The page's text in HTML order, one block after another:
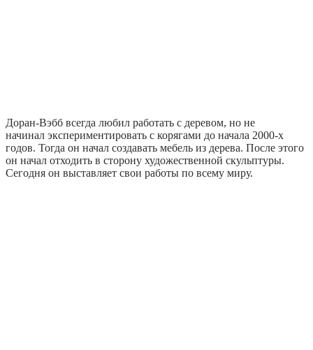
Доран-Вэбб всегда любил работать с деревом, но не
начинал экспериментировать с корягами до начала 2000-х
годов. Тогда он начал создавать мебель из дерева. После этого
он начал отходить в сторону художественной скульптуры.
Сегодня он выставляет свои работы по всему миру.